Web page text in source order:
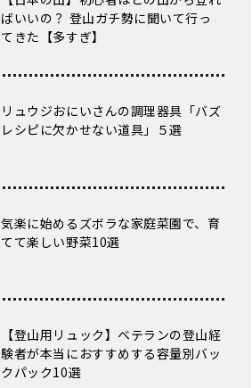
ばいいの？ 登山ガチ勢に聞いて行っ
てきた【多すぎ】
リュウジおにいさんの調理器具「バズ
レシピに欠かせない道具」５選
気楽に始めるズボラな家庭菜園で、育
てて楽しい野菜10選
【登山用リュック】ベテランの登山経
験者が本当におすすめする容量別バッ
クパック10選